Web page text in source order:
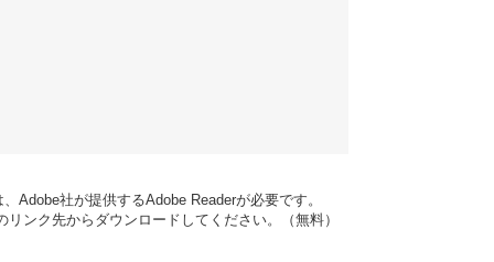
Adobe社が提供するAdobe Readerが必要です。
ンク先からダウンロードしてください。（無料）